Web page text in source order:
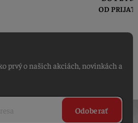
prvý o našich akciách, novinkách a
Odoberať